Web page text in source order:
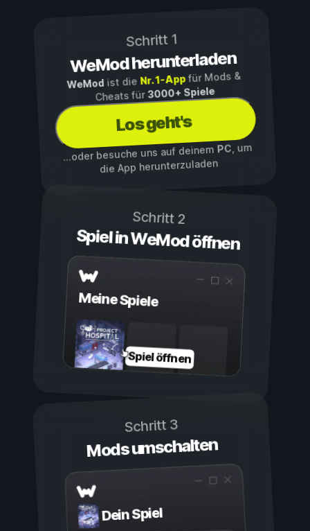
Schritt 1
WeMod herunterladen
WeMod ist die Nr. 1-Appfür Mods &
Cheats für3000+ Spiele
Los geht's
...oder besuche uns auf deinemPC, um
die App herunterzuladen
Schritt 2
Spiel in WeMod öffnen
Meine Spiele
Spiel öffnen
Schritt 3
Mods umschalten
Dein Spiel